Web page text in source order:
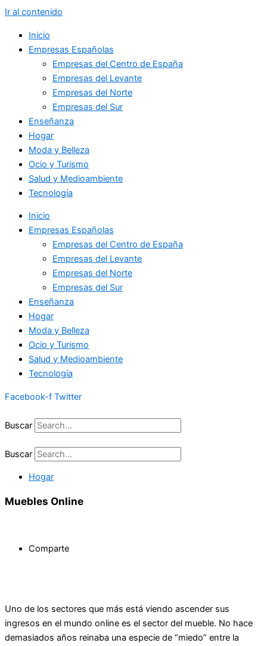
Ir al contenido
Inicio
Empresas Españolas
Empresas del Centro de España
Empresas del Levante
Empresas del Norte
Empresas del Sur
Enseñanza
Hogar
Moda y Belleza
Ocio y Turismo
Salud y Medioambiente
Tecnología
Inicio
Empresas Españolas
Empresas del Centro de España
Empresas del Levante
Empresas del Norte
Empresas del Sur
Enseñanza
Hogar
Moda y Belleza
Ocio y Turismo
Salud y Medioambiente
Tecnología
Facebook-f Twitter
Buscar
Buscar
Hogar
Muebles Online
Comparte
Uno de los sectores que más está viendo ascender sus
ingresos en el mundo online es el sector del mueble. No hace
demasiados años reinaba una especie de “miedo” entre la